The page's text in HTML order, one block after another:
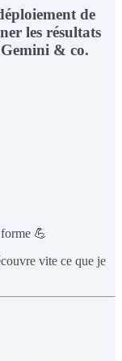
de
les résultats
& co.
💪
vite ce que je